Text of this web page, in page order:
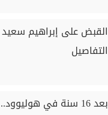
القبض على إبراهيم سعيد
التفاصيل
بعد 16 سنة في